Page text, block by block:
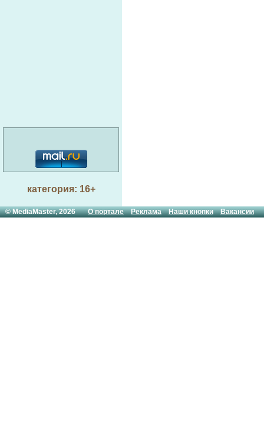
категория: 16+
© MediaMaster, 2026О портале Реклама Наши кнопки Вакансии